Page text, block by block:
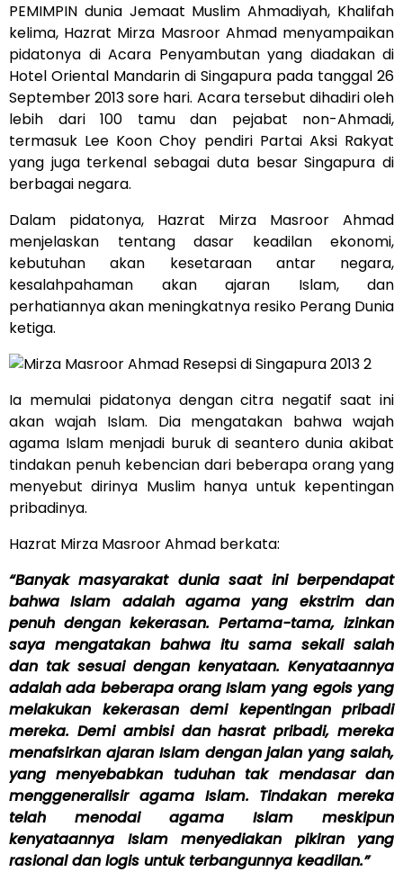
PEMIMPIN dunia Jemaat Muslim Ahmadiyah, Khalifah
kelima, Hazrat Mirza Masroor Ahmad menyampaikan
pidatonya di Acara Penyambutan yang diadakan di
Hotel Oriental Mandarin di Singapura pada tanggal 26
September 2013 sore hari. Acara tersebut dihadiri oleh
lebih dari 100 tamu dan pejabat non-Ahmadi,
termasuk Lee Koon Choy pendiri Partai Aksi Rakyat
yang juga terkenal sebagai duta besar Singapura di
berbagai negara.
Dalam pidatonya, Hazrat Mirza Masroor Ahmad
menjelaskan tentang dasar keadilan ekonomi,
kebutuhan akan kesetaraan antar negara,
kesalahpahaman akan ajaran Islam, dan
perhatiannya akan meningkatnya resiko Perang Dunia
ketiga.
Ia memulai pidatonya dengan citra negatif saat ini
akan wajah Islam. Dia mengatakan bahwa wajah
agama Islam menjadi buruk di seantero dunia akibat
tindakan penuh kebencian dari beberapa orang yang
menyebut dirinya Muslim hanya untuk kepentingan
pribadinya.
Hazrat Mirza Masroor Ahmad berkata:
“Banyak masyarakat dunia saat ini berpendapat
bahwa Islam adalah agama yang ekstrim dan
penuh dengan kekerasan. Pertama-tama, izinkan
saya mengatakan bahwa itu sama sekali salah
dan tak sesuai dengan kenyataan. Kenyataannya
adalah ada beberapa orang Islam yang egois yang
melakukan kekerasan demi kepentingan pribadi
mereka. Demi ambisi dan hasrat pribadi, mereka
menafsirkan ajaran Islam dengan jalan yang salah,
yang menyebabkan tuduhan tak mendasar dan
menggeneralisir agama Islam. Tindakan mereka
telah menodai agama Islam meskipun
kenyataannya Islam menyediakan pikiran yang
rasional dan logis untuk terbangunnya keadilan.”